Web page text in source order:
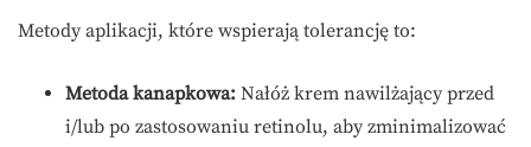
Metody aplikacji, które wspierają tolerancję to:
Metoda kanapkowa: Nałóż krem nawilżający przed
i/lub po zastosowaniu retinolu, aby zminimalizować